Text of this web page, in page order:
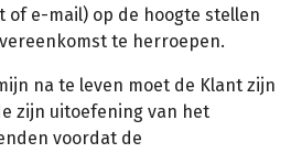
e-mail) op de hoogte stellen
te herroepen.
na te leven moet de Klant zijn
zijn uitoefening van het
voordat de